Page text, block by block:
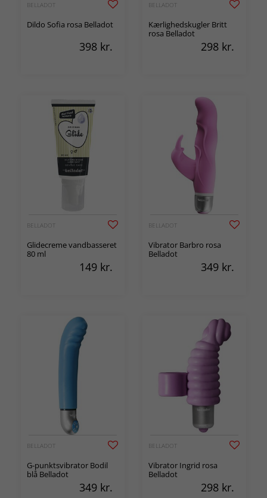
BELLADOT
Dildo Sofia rosa Belladot
398 kr.
BELLADOT
Kærlighedskugler Britt
rosa Belladot
298 kr.
BELLADOT
Glidecreme vandbasseret
80 ml
149 kr.
BELLADOT
Vibrator Barbro rosa
Belladot
349 kr.
BELLADOT
G-punktsvibrator Bodil
blå Belladot
349 kr.
BELLADOT
Vibrator Ingrid rosa
Belladot
298 kr.